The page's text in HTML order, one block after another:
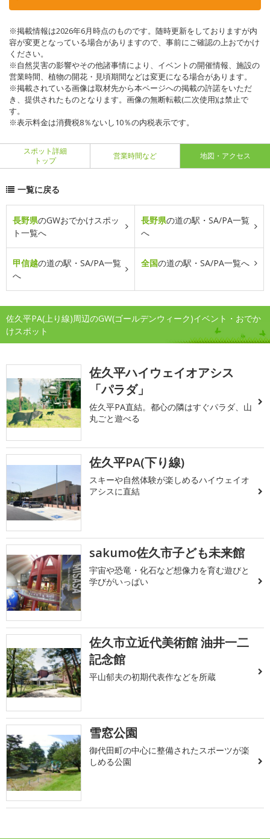
※掲載情報は2026年6月時点のものです。随時更新をしておりますが内
容が変更となっている場合がありますので、事前にご確認の上おでかけ
ください。
※自然災害の影響やその他諸事情により、イベントの開催情報、施設の
営業時間、植物の開花・見頃期間などは変更になる場合があります。
※掲載されている画像は取材先から本ページへの掲載の許諾をいただ
き、提供されたものとなります。画像の無断転載(二次使用)は禁止で
す。
※表示料金は消費税8％ないし10％の内税表示です。
スポット詳細
トップ
営業時間など 地図・アクセス
一覧に戻る
長野県のGWおでかけスポッ
ト一覧へ
長野県の道の駅・SA/PA一覧
へ
甲信越の道の駅・SA/PA一覧
へ
全国の道の駅・SA/PA一覧へ
佐久平PA(上り線)周辺のGW(ゴールデンウィーク)イベント・おでか
けスポット
佐久平ハイウェイオアシス
「パラダ」
佐久平PA直結。都心の隣はすぐパラダ、山
丸ごと遊べる
佐久平PA(下り線)
スキーや自然体験が楽しめるハイウェイオ
アシスに直結
sakumo佐久市子ども未来館
宇宙や恐竜・化石など想像力を育む遊びと
学びがいっぱい
佐久市立近代美術館 油井一二
記念館
平山郁夫の初期代表作などを所蔵
雪窓公園
御代田町の中心に整備されたスポーツが楽
しめる公園